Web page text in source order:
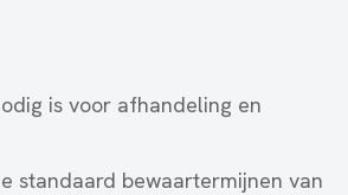
is voor afhandeling en
standaard bewaartermijnen van